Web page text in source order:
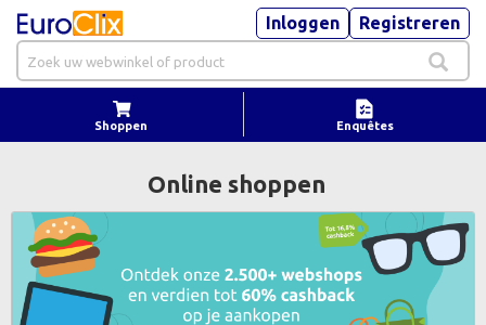
Inloggen Registreren
Shoppen Enquêtes
Online shoppen